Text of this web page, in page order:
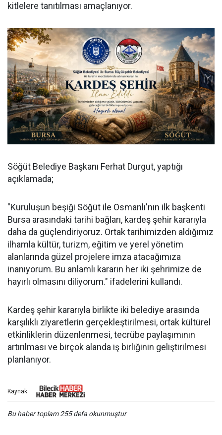
kitlelere tanıtılması amaçlanıyor.
Söğüt Belediye Başkanı Ferhat Durgut, yaptığı
açıklamada;
"Kuruluşun beşiği Söğüt ile Osmanlı'nın ilk başkenti
Bursa arasındaki tarihi bağları, kardeş şehir kararıyla
daha da güçlendiriyoruz. Ortak tarihimizden aldığımız
ilhamla kültür, turizm, eğitim ve yerel yönetim
alanlarında güzel projelere imza atacağımıza
inanıyorum. Bu anlamlı kararın her iki şehrimize de
hayırlı olmasını diliyorum." ifadelerini kullandı.
Kardeş şehir kararıyla birlikte iki belediye arasında
karşılıklı ziyaretlerin gerçekleştirilmesi, ortak kültürel
etkinliklerin düzenlenmesi, tecrübe paylaşımının
artırılması ve birçok alanda iş birliğinin geliştirilmesi
planlanıyor.
Kaynak:
Bu haber toplam 255 defa okunmuştur